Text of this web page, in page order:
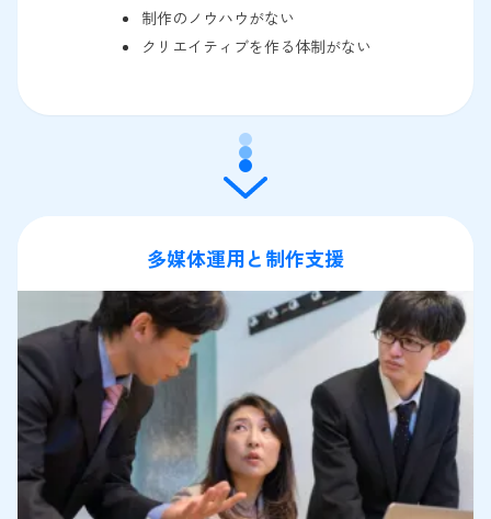
制作のノウハウがない
クリエイティブを作る体制がない
多媒体運用と制作支援